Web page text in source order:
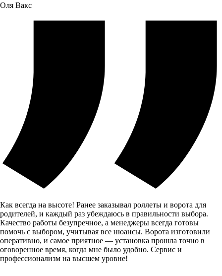
Оля Вакс
Как всегда на высоте! Ранее заказывал роллеты и ворота для
родителей, и каждый раз убеждаюсь в правильности выбора.
Качество работы безупречное, а менеджеры всегда готовы
помочь с выбором, учитывая все нюансы. Ворота изготовили
оперативно, и самое приятное — установка прошла точно в
оговоренное время, когда мне было удобно. Сервис и
профессионализм на высшем уровне!